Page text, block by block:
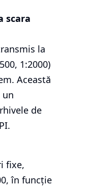
scara
la
1:2000)
Această
un
de
fixe,
în funcție